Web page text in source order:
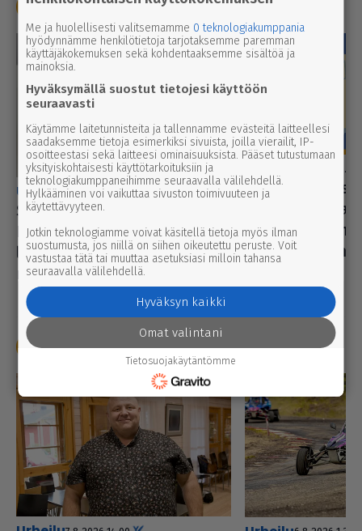
Poliisi Pelastustoimi Oikeus
uutinen8.8.2026 2.55
Syyttäjä ei nosta syytettä
Parkanon kal­ja­ko­hussa –
luo­tet­ta­vaa kuvaa tapah­tu­
mien kulusta ei syntynyt
2. pää­kir­joi­tus |
lyttäys ei
aikuisten
no­mais­ten
Urheilu Tulospörssi
Me ja huolellisesti valitsemamme 0 teknologiakumppania
hyödynnämme henkilötietoja tarjotaksemme paremman
käyttäjäkokemuksen sekä kohdentaaksemme sisältöä ja
mainoksia.
Hyväksymällä suostut tietojesi käyttöön
seuraavasti
Käytämme laitetunnisteita ja tallennamme evästeitä laitteellesi
saadaksemme tietoja esimerkiksi sivuista, joilla vierailit, IP-
osoitteestasi sekä laitteesi ominaisuuksista. Pääset tutustumaan
yksityiskohtaisesti käyttötarkoituksiin ja
teknologiakumppaneihimme seuraavalla välilehdellä.
Hylkääminen voi vaikuttaa sivuston toimivuuteen ja
käytettävyyteen.
Jotkin teknologiamme voivat käsitellä tietoja myös ilman
suostumusta, jos niillä on siihen oikeutettu peruste. Voit
vastustaa tätä tai muuttaa asetuksiasi milloin tahansa
seuraavalla välilehdellä.
Hyväksyn kaikki
Omat valintani
Tietosuojakäytäntömme